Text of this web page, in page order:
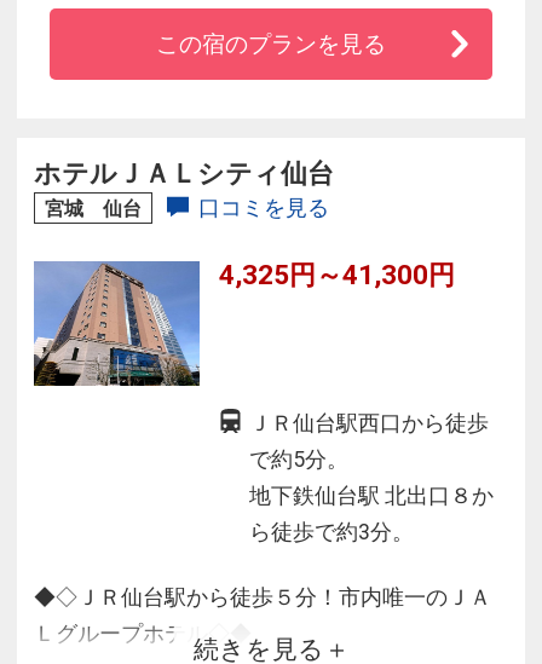
◆ビジネス・観光に最適♪ショッピングモール
「エスパル」が併設されているためお土産品の
できる客室♪
◆地産食材を用いた上質な味わいを堪能できる
◆全室wi-fi接続無料♪
この宿のプランを見る
ホテルＪＡＬシティ仙台
宮城 仙台 口コミを見る
4,325円～41,300円
ＪＲ仙台駅西口から徒歩
で約5分。
地下鉄仙台駅 北出口８か
ら徒歩で約3分。
◆◇ＪＲ仙台駅から徒歩５分！市内唯一のＪＡ
Ｌグループホテル◇◆
続きを見る